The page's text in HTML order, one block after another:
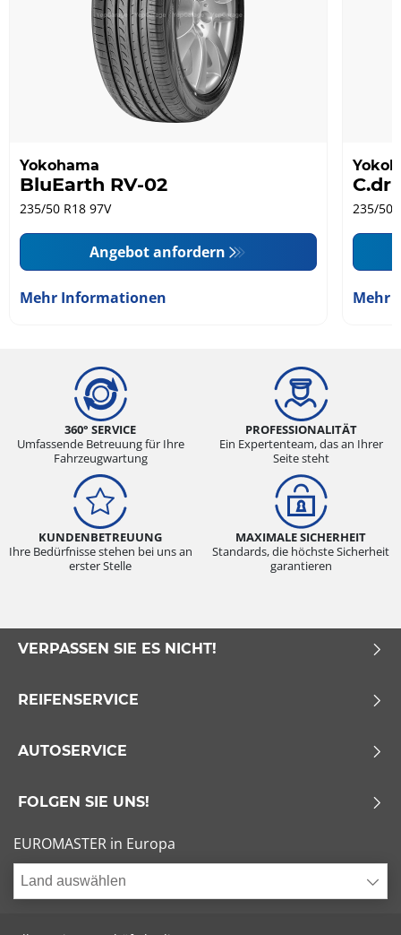
Yokohama
BluEarth RV-02
235/50 R18 97V
Angebot anfordern
Mehr Informationen
235/50
Mehr
360° SERVICE
Umfassende Betreuung für Ihre
Fahrzeugwartung
PROFESSIONALITÄT
Ein Expertenteam, das an Ihrer
Seite steht
KUNDENBETREUUNG
Ihre Bedürfnisse stehen bei uns an
erster Stelle
MAXIMALE SICHERHEIT
Standards, die höchste Sicherheit
garantieren
VERPASSEN SIE ES NICHT!
REIFENSERVICE
AUTOSERVICE
FOLGEN SIE UNS!
EUROMASTER in Europa
Land auswählen